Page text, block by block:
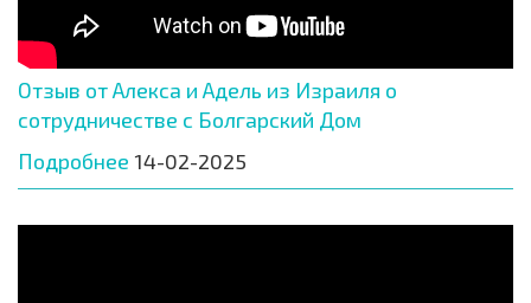
Отзыв от Алекса и Адель из Израиля о
сотрудничестве с Болгарский Дом
Подробнее 14-02-2025